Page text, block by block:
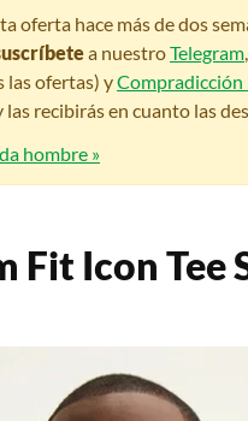
oferta hace más de dos
a nuestroTelegram,
las ofertas) yCompradicción
las recibirás en cuanto las
hombre »
Fit Icon Tee